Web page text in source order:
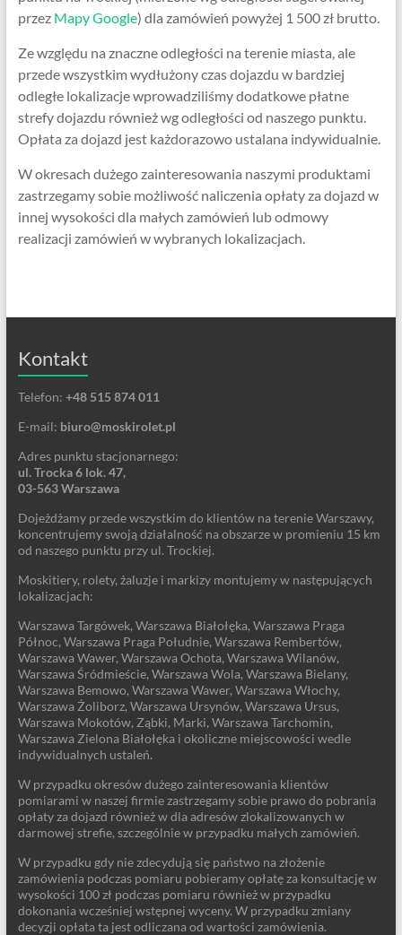
przez Mapy Google) dla zamówień powyżej 1 500 zł brutto.
Ze względu na znaczne odległości na terenie miasta, ale
przede wszystkim wydłużony czas dojazdu w bardziej
odległe lokalizacje wprowadziliśmy dodatkowe płatne
strefy dojazdu również wg odległości od naszego punktu.
Opłata za dojazd jest każdorazowo ustalana indywidualnie.
W okresach dużego zainteresowania naszymi produktami
zastrzegamy sobie możliwość naliczenia opłaty za dojazd w
innej wysokości dla małych zamówień lub odmowy
realizacji zamówień w wybranych lokalizacjach.
Kontakt
Telefon: +48 515 874 011
E-mail: biuro@moskirolet.pl
Adres punktu stacjonarnego:
ul. Trocka 6 lok. 47,
03-563 Warszawa
Dojeżdżamy przede wszystkim do klientów na terenie Warszawy,
koncentrujemy swoją działalność na obszarze w promieniu 15 km
od naszego punktu przy ul. Trockiej.
Moskitiery, rolety, żaluzje i markizy montujemy w następujących
lokalizacjach:
Warszawa Targówek, Warszawa Białołęka, Warszawa Praga
Północ, Warszawa Praga Południe, Warszawa Rembertów,
Warszawa Wawer, Warszawa Ochota, Warszawa Wilanów,
Warszawa Śródmieście, Warszawa Wola, Warszawa Bielany,
Warszawa Bemowo, Warszawa Wawer, Warszawa Włochy,
Warszawa Żoliborz, Warszawa Ursynów, Warszawa Ursus,
Warszawa Mokotów, Ząbki, Marki, Warszawa Tarchomin,
Warszawa Zielona Białołęka i okoliczne miejscowości wedle
indywidualnych ustaleń.
W przypadku okresów dużego zainteresowania klientów
pomiarami w naszej firmie zastrzegamy sobie prawo do pobrania
opłaty za dojazd również w dla adresów zlokalizowanych w
darmowej strefie, szczególnie w przypadku małych zamówień.
W przypadku gdy nie zdecydują się państwo na złożenie
zamówienia podczas pomiaru pobieramy opłatę za konsultację w
wysokości 100 zł podczas pomiaru również w przypadku
dokonania wcześniej wstępnej wyceny. W przypadku zmiany
decyzji opłata ta jest odliczana od wartości zamówienia.